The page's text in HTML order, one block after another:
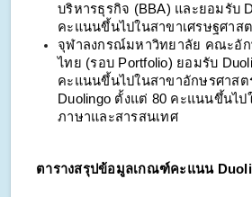
บริหารธุรกิจ (BBA) และยอมรับ
คะแนนขึ้นไปในสาขาเศรษฐศาส
จุฬาลงกรณ์มหาวิทยาลัย คณะอั
ไทย (รอบ Portfolio) ยอมรับ
คะแนนขึ้นไปในสาขาอักษรศาสต
Duolingo ตั้งแต่ 80 คะแนนขึ้นไป
ภาษาและสารสนเทศ
ตารางสรุปข้อมูลเกณฑ์คะแนน